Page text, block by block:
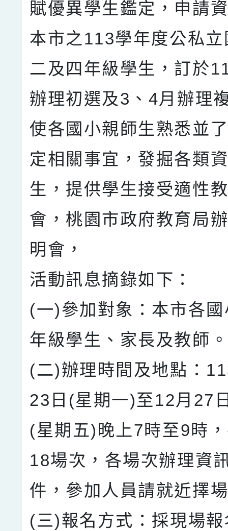
賦優異學生鑑定，申請
本市之113學年度公私
二及四年級學生，訂於
辦理初選及3、4月辦理
使各國小親師生熟悉並
定相關事宜，發掘各類
生，提供學生接受適性
會，桃園市政府教育局
明會，
活動訊息摘錄如下：
(一)參加對象：本市各
年級學生、家長及教師
(二)辦理時間及地點：
23日(星期一)至12月27
(星期五)晚上7時至9時
18場次，各場次辦理資
件，參加人員請就近擇
(三)報名方式：採現場